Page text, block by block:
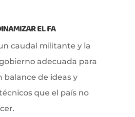
EL FA
caudal militante y la
adecuada para
balance de ideas y
que el país no